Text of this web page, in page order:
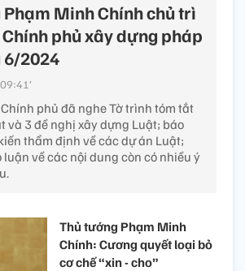
Minh Chính chủ trì
phủ xây dựng pháp
2024
phủ đã nghe Tờ trình tóm tắt
và 3 đề nghị xây dựng Luật; báo
thẩm định về các dự án Luật;
về các nội dung còn có nhiều ý
Thủ tướng Phạm Minh
Chính: Cương quyết loại bỏ
cơ chế “xin - cho”